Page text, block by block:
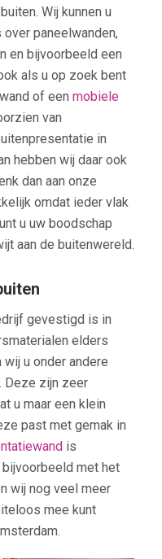
Wij kunnen u
paneelwanden,
en bijvoorbeeld een
als u op zoek bent
of een mobiele
van
in
hebben wij daar ook
dan aan onze
omdat ieder vlak
u uw boodschap
aan de buitenwereld.
gevestigd is in
elders
u onder andere
Deze zijn zeer
u maar een klein
past met gemak in
is
met het
wij nog veel meer
mee kunt